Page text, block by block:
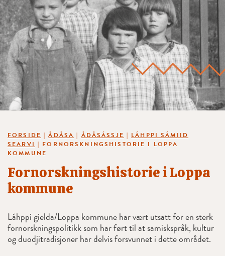
FORSIDE |ÅDÅSA | ÅDÅSÁSSJE | LÁHPPI SÁMIID
SEARVI | FORNORSKNINGSHISTORIE I LOPPA
KOMMUNE
Fornorskningshistorie i Loppa
kommune
Láhppi gielda/Loppa kommune har vært utsatt for en sterk
fornorskningspolitikk som har ført til at samiskspråk, kultur
og duodjitradisjoner har delvis forsvunnet i dette området.